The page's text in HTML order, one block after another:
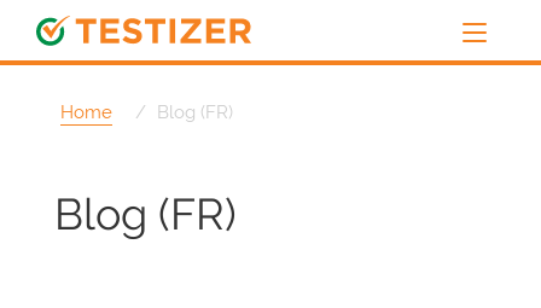
Home Blog (FR)
Blog (FR)